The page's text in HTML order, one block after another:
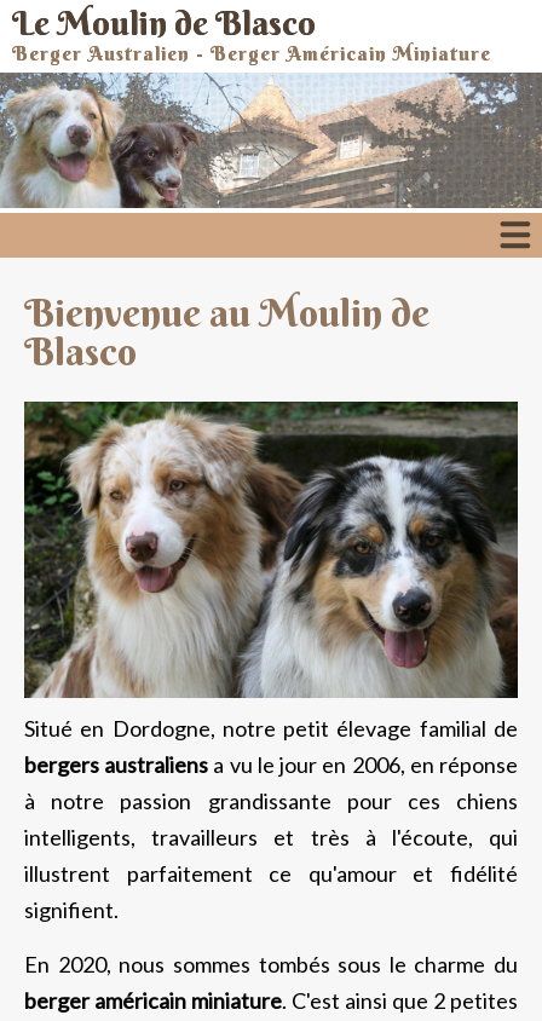
Le Moulin de Blasco
Berger Australien - Berger Américain Miniature
Bienvenue au Moulin de
Blasco
Situé en Dordogne, notre petit élevage familial de
bergers australiens a vu le jour en 2006, en réponse
à notre passion grandissante pour ces chiens
intelligents, travailleurs et très à l'écoute, qui
illustrent parfaitement ce qu'amour et fidélité
signifient.
En 2020, nous sommes tombés sous le charme du
berger américain miniature. C'est ainsi que 2 petites